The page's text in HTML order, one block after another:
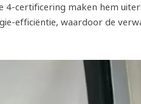
4-certificering maken hem
efficiëntie, waardoor de